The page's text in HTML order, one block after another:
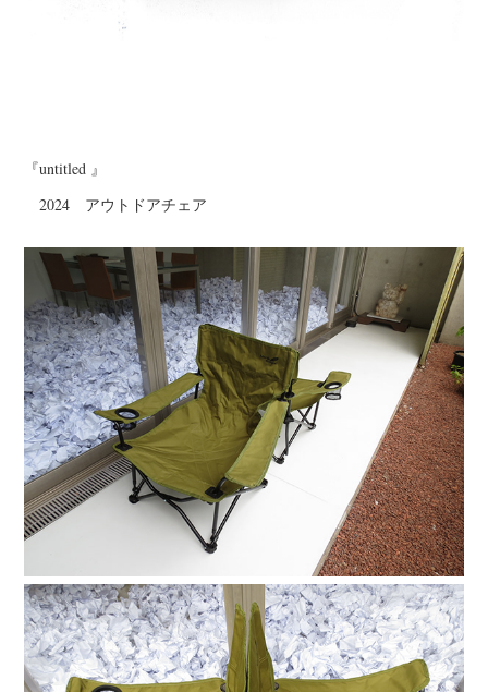
『untitled 』
2024 アウトドアチェア